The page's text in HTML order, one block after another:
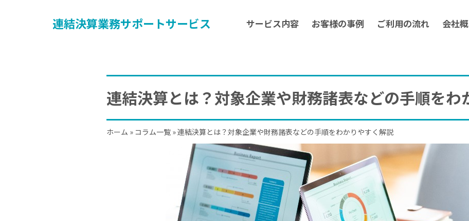
連結決算業務サポートサービス サービス内容 お客様の事例 ご利用の流れ 会社
連結決算とは？対象企業や財務諸表などの手順をわ
ホーム » コラム一覧 »連結決算とは？対象企業や財務諸表などの手順をわかりやすく解説